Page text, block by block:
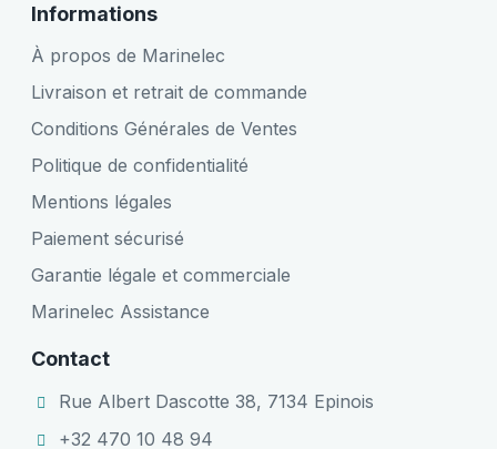
Informations
À propos de Marinelec
Livraison et retrait de commande
Conditions Générales de Ventes
Politique de confidentialité
Mentions légales
Paiement sécurisé
Garantie légale et commerciale
Marinelec Assistance
Contact
Rue Albert Dascotte 38, 7134 Epinois
+32 470 10 48 94